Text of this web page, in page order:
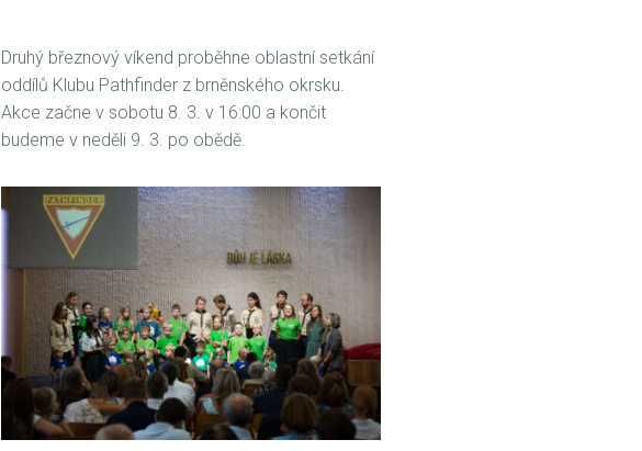
Druhý březnový víkend proběhne oblastní setkání
oddílů Klubu Pathfinder z brněnského okrsku.
Akce začne v sobotu 8. 3. v 16:00 a končit
budeme v neděli 9. 3. po obědě.